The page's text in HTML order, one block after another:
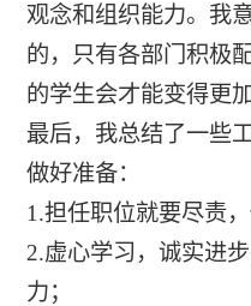
观念和组织能力。我
的，只有各部门积极
的学生会才能变得更加
最后，我总结了一些
做好准备：
1.担任职位就要尽责，
2.虚心学习，诚实进
力；